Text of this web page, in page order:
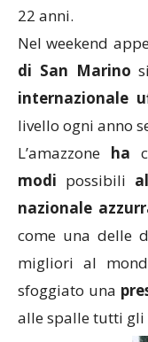
22 anni.
Nel weekend
di San Marino
internazionale
livello ogni anno
L’amazzone ha
modi possibili
nazionale
come una delle
migliori al
sfoggiato una
alle spalle tutti